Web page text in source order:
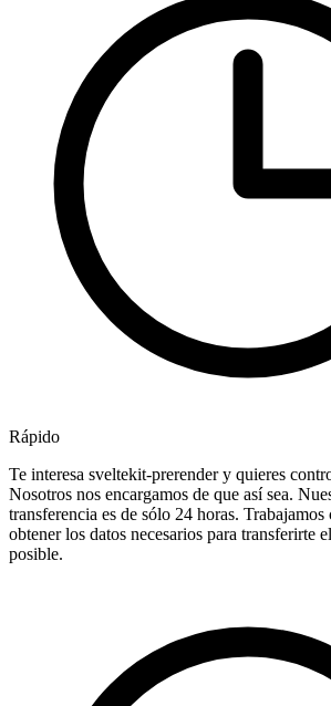
Rápido
Te interesa sveltekit-prerender y quieres
Nosotros nos encargamos de que así sea.
transferencia es de sólo 24 horas.
obtener los datos necesarios para transferirte
posible.